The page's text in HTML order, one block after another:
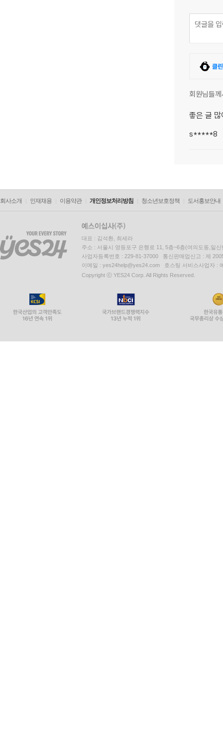
클
회원님들
좋은 글
s*****8
회사소개 인재채용 이용약관 개인정보처리방침 청소년보호정책 도서홍보안내
대표 : 김석환, 최세라
주소 : 서울시 영등포구 은행로 11, 5층~6층(여의도동,일신
사업자등록번호 : 229-81-37000 통신판매업신고 : 제
이메일 : yes24help@yes24.com 호스팅 서비스사업자 :
Copyright ⓒ YES24 Corp. All Rights Reserved.